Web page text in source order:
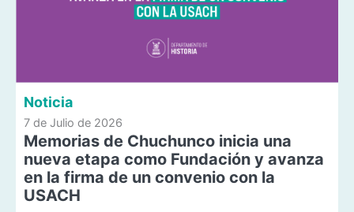
Noticia
7 de Julio de 2026
Memorias de Chuchunco inicia una
nueva etapa como Fundación y avanza
en la firma de un convenio con la
USACH